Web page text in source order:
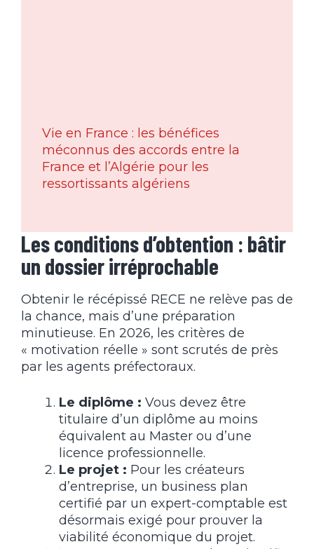
Vie en France : les bénéfices
méconnus des accords entre la
France et l’Algérie pour les
ressortissants algériens
Les conditions d’obtention : bâtir
un dossier irréprochable
Obtenir le récépissé RECE ne relève pas de
la chance, mais d’une préparation
minutieuse. En 2026, les critères de
« motivation réelle » sont scrutés de près
par les agents préfectoraux.
Le diplôme : Vous devez être
titulaire d’un diplôme au moins
équivalent au Master ou d’une
licence professionnelle.
Le projet : Pour les créateurs
d’entreprise, un business plan
certifié par un expert-comptable est
désormais exigé pour prouver la
viabilité économique du projet.